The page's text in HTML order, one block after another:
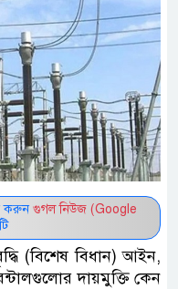
করুন গুগল নিউজ (Google
(বিশেষ বিধান) আইন,
দায়মুক্তি কেন